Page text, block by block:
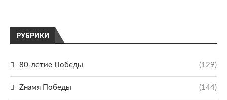
РУБРИКИ
80-летие Победы (129)
Zнамя Победы (144)